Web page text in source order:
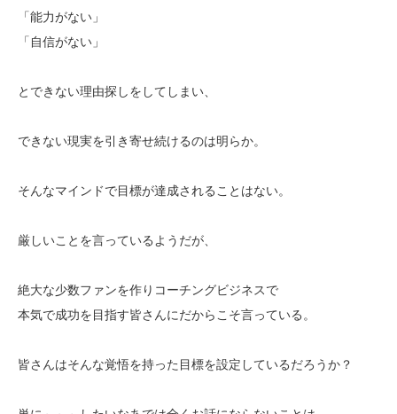
「能力がない」
「自信がない」
とできない理由探しをしてしまい、
できない現実を引き寄せ続けるのは明らか。
そんなマインドで目標が達成されることはない。
厳しいことを言っているようだが、
絶大な少数ファンを作りコーチングビジネスで
本気で成功を目指す皆さんにだからこそ言っている。
皆さんはそんな覚悟を持った目標を設定しているだろうか？